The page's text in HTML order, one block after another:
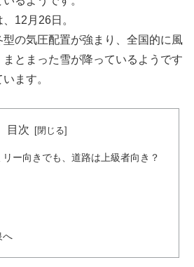
12月26日。
の気圧配置が強まり、全国的に風
とまった雪が降っているようです
ます。
目次
ー向きでも、道路は上級者向き？
へ